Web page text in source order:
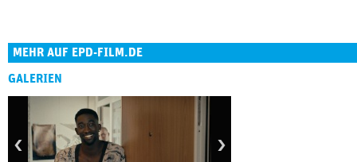
MEHR AUF EPD-FILM.DE
GALERIEN